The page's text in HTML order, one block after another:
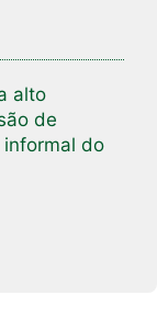
alto
de
do